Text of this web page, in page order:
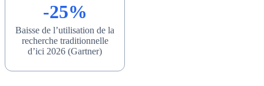
-25%
Baisse de l’utilisation de la
recherche traditionnelle
d’ici 2026 (Gartner)